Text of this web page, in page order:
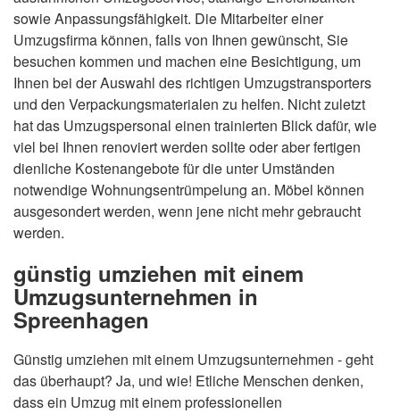
sowie Anpassungsfähigkeit. Die Mitarbeiter einer
Umzugsfirma können, falls von Ihnen gewünscht, Sie
besuchen kommen und machen eine Besichtigung, um
Ihnen bei der Auswahl des richtigen Umzugstransporters
und den Verpackungsmaterialen zu helfen. Nicht zuletzt
hat das Umzugspersonal einen trainierten Blick dafür, wie
viel bei Ihnen renoviert werden sollte oder aber fertigen
dienliche Kostenangebote für die unter Umständen
notwendige Wohnungsentrümpelung an. Möbel können
ausgesondert werden, wenn jene nicht mehr gebraucht
werden.
günstig umziehen mit einem
Umzugsunternehmen in
Spreenhagen
Günstig umziehen mit einem Umzugsunternehmen - geht
das überhaupt? Ja, und wie! Etliche Menschen denken,
dass ein Umzug mit einem professionellen